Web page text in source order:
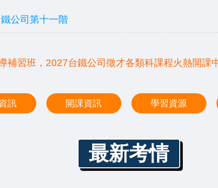
公司第十一階
補習班，2027台鐵公司徵才各類科課程火熱開
訊 開課資訊 學習資源
最新考情